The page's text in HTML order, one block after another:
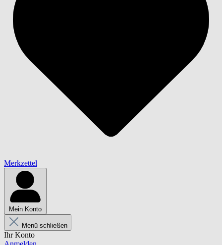
Merkzettel
Mein Konto
Menü schließen
Ihr Konto